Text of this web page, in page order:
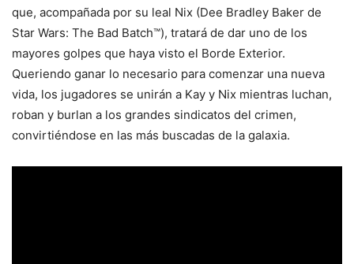
que, acompañada por su leal Nix (Dee Bradley Baker de
Star Wars: The Bad Batch™), tratará de dar uno de los
mayores golpes que haya visto el Borde Exterior.
Queriendo ganar lo necesario para comenzar una nueva
vida, los jugadores se unirán a Kay y Nix mientras luchan,
roban y burlan a los grandes sindicatos del crimen,
convirtiéndose en las más buscadas de la galaxia.